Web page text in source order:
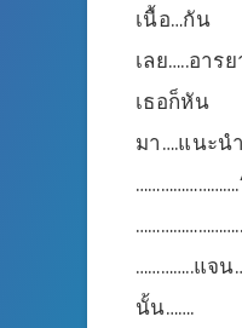
เนื้อ…กัน
เลย…..อา
เธอก็หัน
มา….แนะน
…………..แจ
นั้น…….